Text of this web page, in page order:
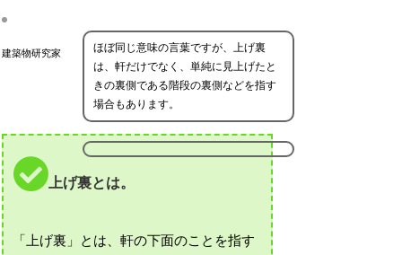
建築物研究家
ほぼ同じ意味の言葉ですが、上げ裏
は、軒だけでなく、単純に見上げたと
きの裏側である階段の裏側などを指す
場合もあります。
上げ裏とは。
「上げ裏」とは、軒の下面のことを指す